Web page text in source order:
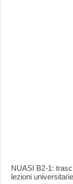
NUASI B2-1:
lezioni universitarie